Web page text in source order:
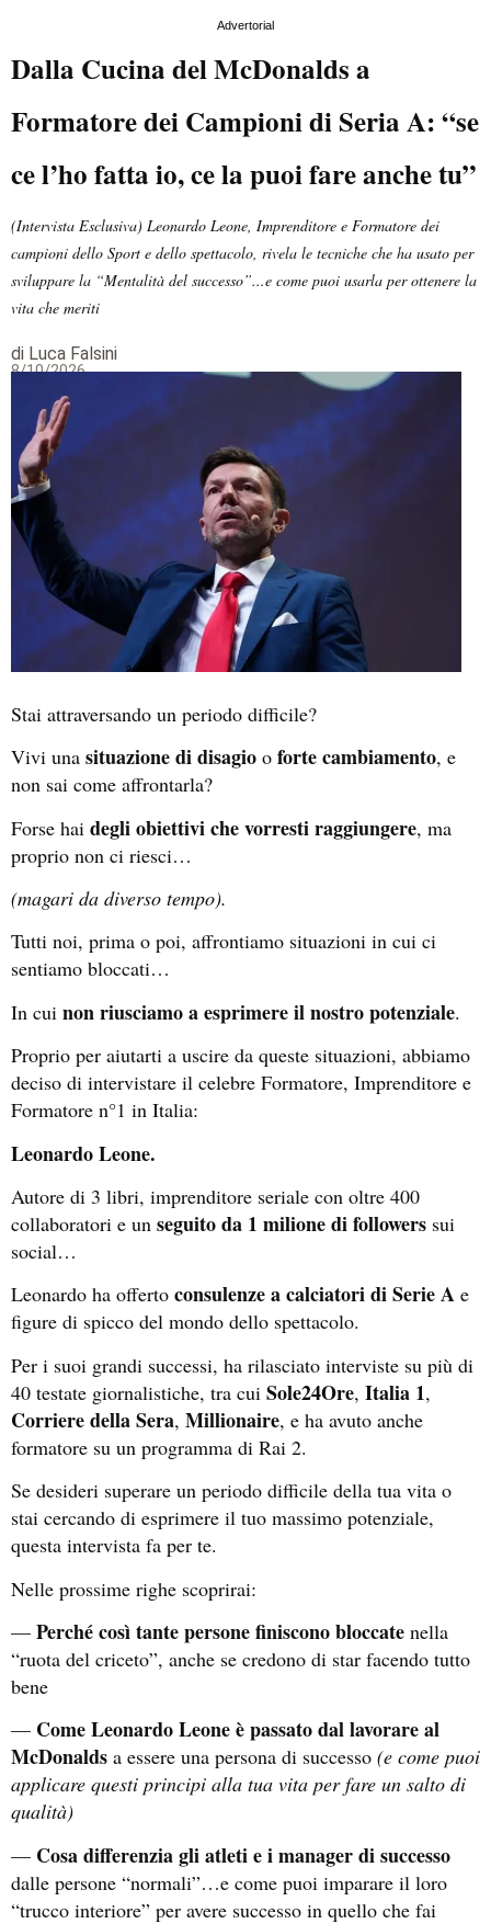
Advertorial
Dalla Cucina del McDonalds a
Formatore dei Campioni di Seria A: “se
ce l’ho fatta io, ce la puoi fare anche tu”
(Intervista Esclusiva) Leonardo Leone, Imprenditore e Formatore dei
campioni dello Sport e dello spettacolo, rivela le tecniche che ha usato per
sviluppare la “Mentalità del successo”...e come puoi usarla per ottenere la
vita che meriti
di Luca Falsini
8/10/2026
Stai attraversando un periodo difficile?
Vivi una situazione di disagio o forte cambiamento, e
non sai come affrontarla?
Forse hai degli obiettivi che vorresti raggiungere, ma
proprio non ci riesci…
(magari da diverso tempo).
Tutti noi, prima o poi, affrontiamo situazioni in cui ci
sentiamo bloccati…
In cui non riusciamo a esprimere il nostro potenziale.
Proprio per aiutarti a uscire da queste situazioni, abbiamo
deciso di intervistare il celebre Formatore, Imprenditore e
Formatore n°1 in Italia:
Leonardo Leone.
Autore di 3 libri, imprenditore seriale con oltre 400
collaboratori e un seguito da 1 milione di followers sui
social…
Leonardo ha offerto consulenze a calciatori di Serie A e
figure di spicco del mondo dello spettacolo.
Per i suoi grandi successi, ha rilasciato interviste su più di
40 testate giornalistiche, tra cui Sole24Ore, Italia 1,
Corriere della Sera, Millionaire, e ha avuto anche
formatore su un programma di Rai 2.
Se desideri superare un periodo difficile della tua vita o
stai cercando di esprimere il tuo massimo potenziale,
questa intervista fa per te.
Nelle prossime righe scoprirai:
— Perché così tante persone finiscono bloccate nella
“ruota del criceto”, anche se credono di star facendo tutto
bene
— Come Leonardo Leone è passato dal lavorare al
McDonalds a essere una persona di successo (e come puoi
applicare questi principi alla tua vita per fare un salto di
qualità)
— Cosa differenzia gli atleti e i manager di successo
dalle persone “normali”…e come puoi imparare il loro
“trucco interiore” per avere successo in quello che fai